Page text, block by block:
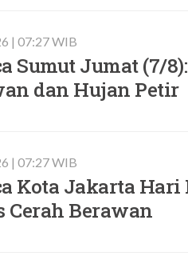
| 07:27 WIB
Sumut Jumat (7/
dan Hujan Petir
| 07:27 WIB
Kota Jakarta Hari
Cerah Berawan